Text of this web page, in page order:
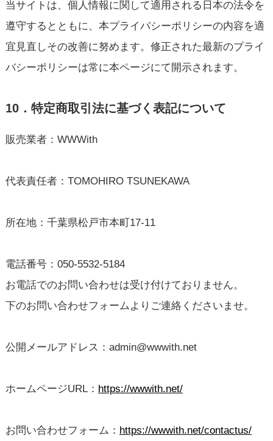
当サイトは、個人情報に関して適用される日本の法令を
遵守するとともに、本プライバシーポリシーの内容を適
宜見直しその改善に努めます。修正された最新のプライ
バシーポリシーは常に本ページにて開示されます。
10．特定商取引法に基づく表記について
販売業者：WWWith
代表責任者：TOMOHIRO TSUNEKAWA
所在地：千葉県松戸市本町17-11
電話番号：050-5532-5184
お電話でのお問い合わせは受け付けておりません。
下のお問い合わせフォームよりご連絡くださいませ。
公開メールアドレス：admin@wwwith.net
ホームページURL： https://wwwith.net/
お問い合わせフォーム： https://wwwith.net/contactus/